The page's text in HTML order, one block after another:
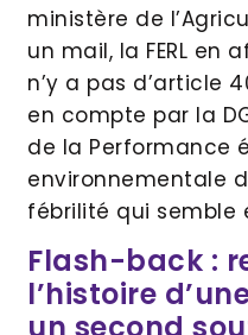
ministère de
un mail, la FERL en
n’y a pas d’article
en compte par la
de la Performance
environnementale
fébrilité qui semble
Flash-back :
l’histoire